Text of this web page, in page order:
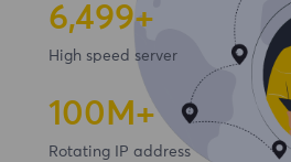
6,500+
High speed server
100 M+
Rotating IP address